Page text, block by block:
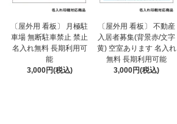
〔屋外用 看板〕 月極駐
車場 無断駐車禁止 禁止
名入れ無料 長期利用可
能
3,000円(税込)
〔屋外用 看板〕 不動産
入居者募集(背景赤/文字
黄) 空室あります 名入れ
無料 長期利用可能
3,000円(税込)